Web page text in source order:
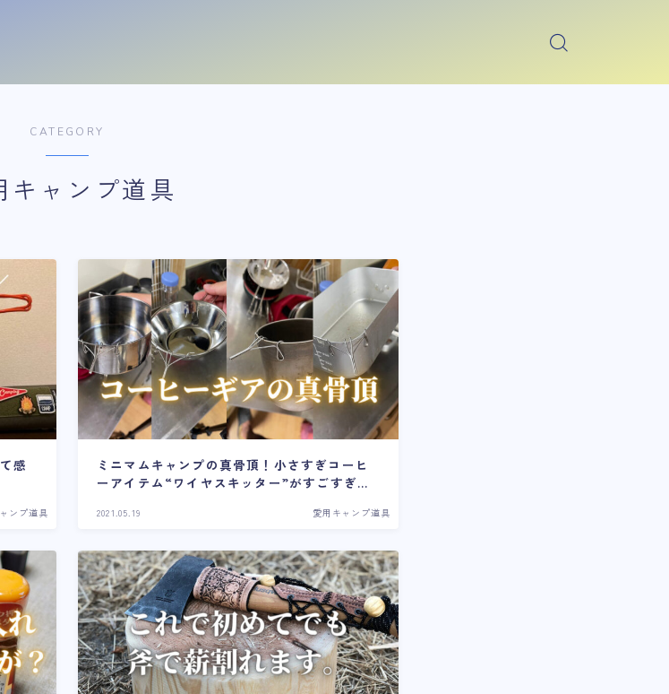
CATEGORY
キャンプ道具
感
ンプ道具
ミニマムキャンプの真骨頂！小さすぎコーヒ
ーアイテム“ワイヤスキッター”がすごすぎ
2021.05.19 愛用キャンプ道具